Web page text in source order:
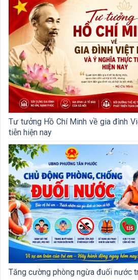
Tư tưởng Hồ Chí Minh về gia đình
tiễn hiện nay
Tăng cường phòng ngừa đuối nước